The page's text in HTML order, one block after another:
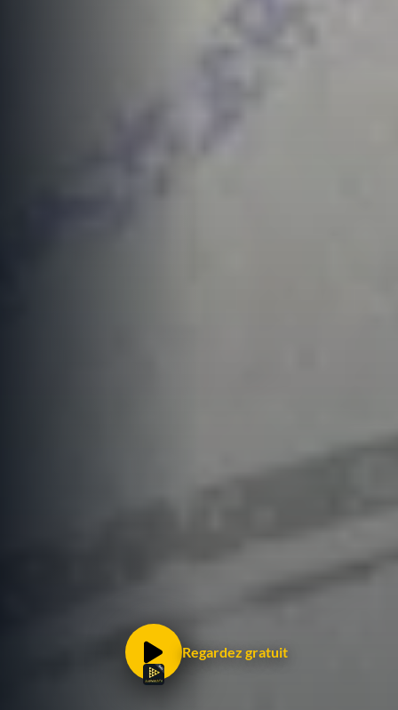
Regardez gratuit